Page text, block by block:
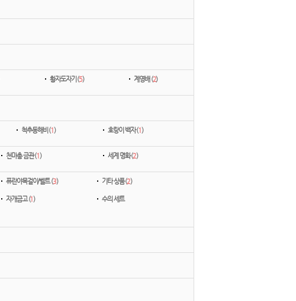
황자도자기 (5) 계영배 (2)
척추동해비 (1) 호랑이 백자 (1)
천마총 금관 (1) 세계 명화 (2)
퓨란야목걸이/벨트 (3) 기타 상품 (2)
자개금고 (1) 수의 세트